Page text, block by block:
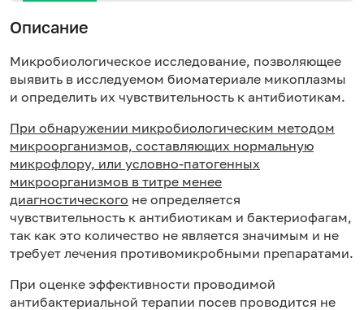
Описание
Микробиологическое исследование, позволяющее
выявить в исследуемом биоматериале микоплазмы
и определить их чувствительность к антибиотикам.
При обнаружении микробиологическим методом
микроорганизмов, составляющих нормальную
микрофлору, или условно-патогенных
микроорганизмов в титре менее
диагностического не определяется
чувствительность к антибиотикам и бактериофагам,
так как это количество не является значимым и не
требует лечения противомикробными препаратами.
При оценке эффективности проводимой
антибактериальной терапии посев проводится не